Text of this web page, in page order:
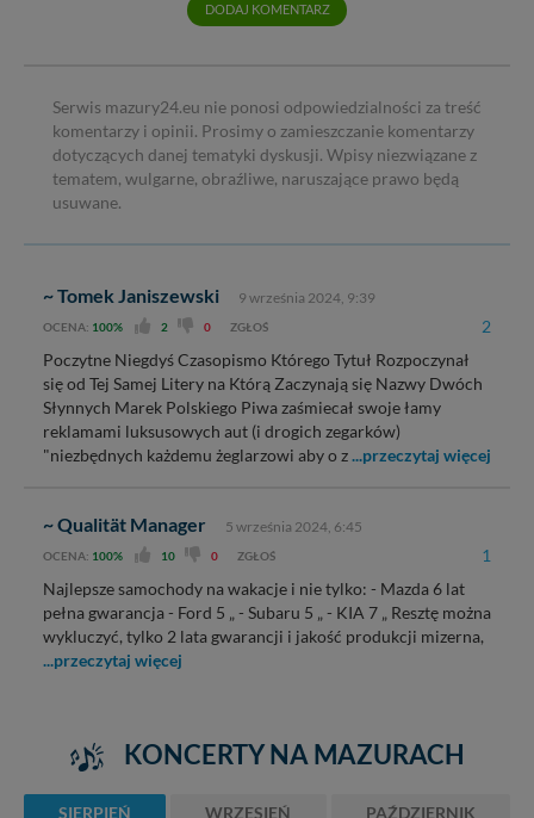
DODAJ KOMENTARZ
Serwis mazury24.eu nie ponosi odpowiedzialności za treść
komentarzy i opinii. Prosimy o zamieszczanie komentarzy
dotyczących danej tematyki dyskusji. Wpisy niezwiązane z
tematem, wulgarne, obraźliwe, naruszające prawo będą
usuwane.
~ Tomek Janiszewski 9 września 2024, 9:39
OCENA: 100% 2 0 ZGŁOŚ 2
Poczytne Niegdyś Czasopismo Którego Tytuł Rozpoczynał
się od Tej Samej Litery na Którą Zaczynają się Nazwy Dwóch
Słynnych Marek Polskiego Piwa zaśmiecał swoje łamy
reklamami luksusowych aut (i drogich zegarków)
"niezbędnych każdemu żeglarzowi aby o z...przeczytaj więcej
~ Qualität Manager 5 września 2024, 6:45
OCENA: 100% 10 0 ZGŁOŚ 1
Najlepsze samochody na wakacje i nie tylko: - Mazda 6 lat
pełna gwarancja - Ford 5 „ - Subaru 5 „ - KIA 7 „ Resztę można
wykluczyć, tylko 2 lata gwarancji i jakość produkcji mizerna,
...przeczytaj więcej
KONCERTY NA MAZURACH
SIERPIEŃ WRZESIEŃ PAŹDZIERNIK